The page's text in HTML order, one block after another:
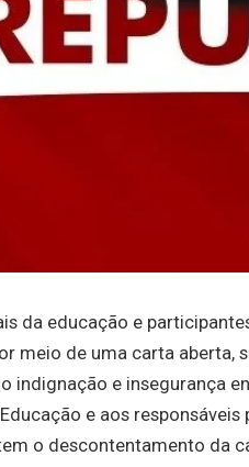
da educação e
meio de uma carta aberta,
indignação e insegurança
e aos
o descontentamento da